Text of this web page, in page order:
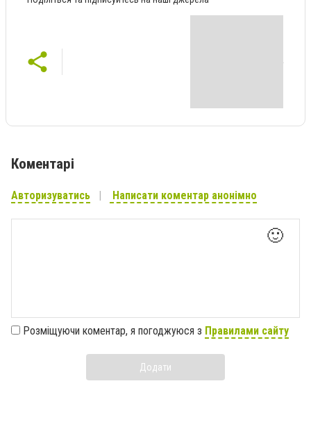
Коментарі
Авторизуватись Написати коментар анонімно
🙂
Розміщуючи коментар, я погоджуюся з Правилами сайту
Додати